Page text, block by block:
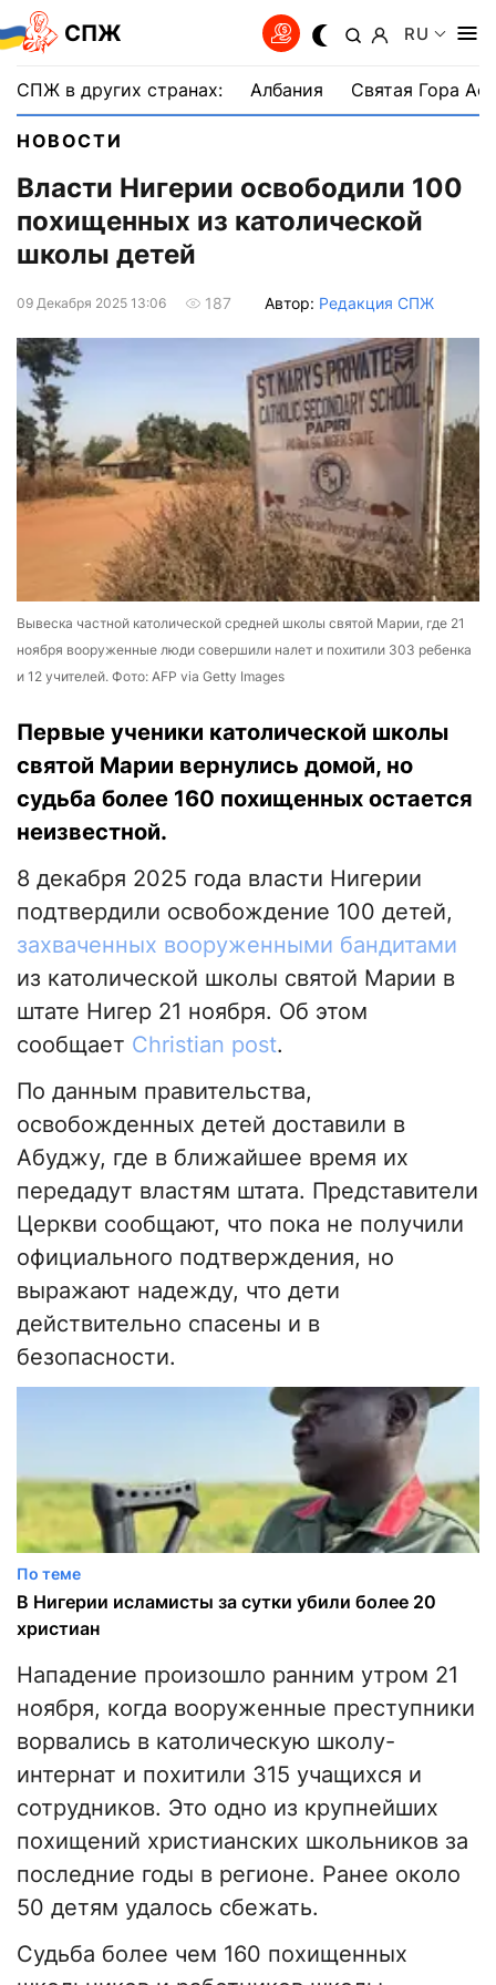
СПЖ RU
СПЖ в других странах: Албания Святая Гора
НОВОСТИ
Власти Нигерии освободили 100
похищенных из католической
школы детей
09 Декабря 2025 13:06 187 Автор: Редакция СПЖ
Вывеска частной католической средней школы святой Марии, где 21
ноября вооруженные люди совершили налет и похитили 303 ребенка
и 12 учителей. Фото: AFP via Getty Images
Первые ученики католической школы
святой Марии вернулись домой, но
судьба более 160 похищенных остается
неизвестной.
8 декабря 2025 года власти Нигерии
подтвердили освобождение 100 детей,
захваченных вооруженными бандитами
из католической школы святой Марии в
штате Нигер 21 ноября. Об этом
сообщает Christian post.
По данным правительства,
освобожденных детей доставили в
Абуджу, где в ближайшее время их
передадут властям штата. Представители
Церкви сообщают, что пока не получили
официального подтверждения, но
выражают надежду, что дети
действительно спасены и в
безопасности.
По теме
В Нигерии исламисты за сутки убили более 20
христиан
Нападение произошло ранним утром 21
ноября, когда вооруженные преступники
ворвались в католическую школу-
интернат и похитили 315 учащихся и
сотрудников. Это одно из крупнейших
похищений христианских школьников за
последние годы в регионе. Ранее около
50 детям удалось сбежать.
Судьба более чем 160 похищенных